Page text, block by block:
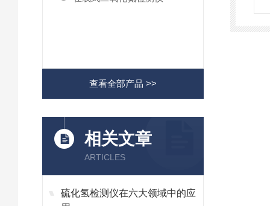
查看全部产品 >>
相关文章
ARTICLES
硫化氢检测仪在六大领域中的应